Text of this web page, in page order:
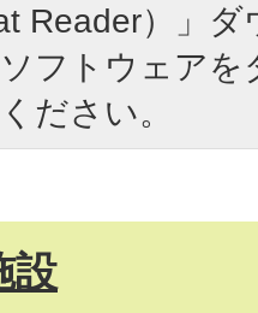
Reader）」
フトウェア
ださい。
設